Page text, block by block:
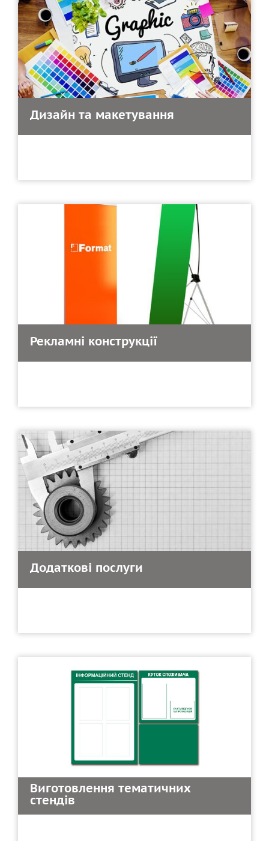
Дизайн та макетування
Рекламні конструкції
Додаткові послуги
Виготовлення тематичних
стендів